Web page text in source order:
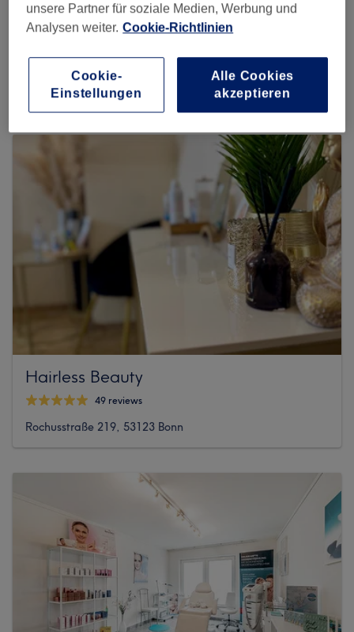
Ay Aesthetics
Am Bockshof,16, 53347 Bonn
Hairless Beauty
49 reviews
Rochusstraße 219, 53123 Bonn
unsere Partner für soziale Medien, Werbung und
Analysen weiter. Cookie-Richtlinien
Cookie-
Einstellungen
Alle Cookies
akzeptieren